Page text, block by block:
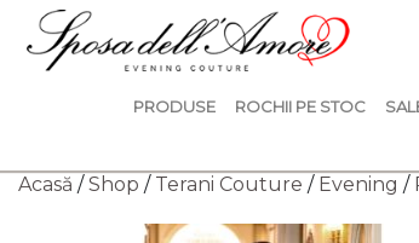
PRODUSE ROCHII PE STOC
Acasă /Shop / Terani Couture / Evening /